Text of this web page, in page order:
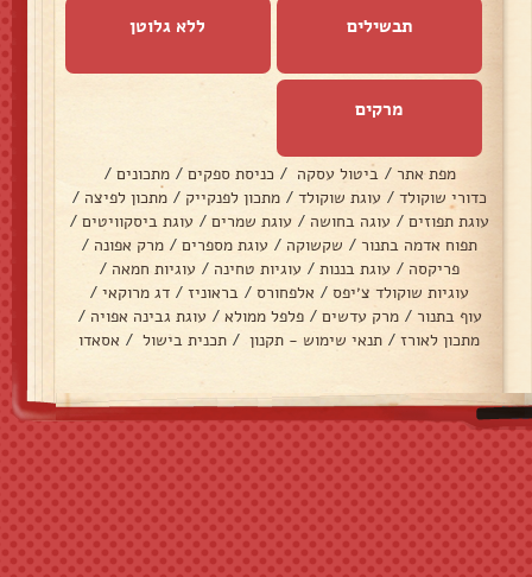
תבשילים ללא גלוטן
מרקים
מפת אתר / ביטול עסקה / כניסת ספקים / מתכונים /
כדורי שוקולד / עוגת שוקולד / מתכון לפנקייק / מתכון לפיצה /
עוגת תפוזים / עוגה בחושה / עוגת שמרים / עוגת ביסקוויטים /
תפוח אדמה בתנור / שקשוקה / עוגת מספרים / מרק אפונה /
פריקסה / עוגת בננות / עוגיות טחינה / עוגיות חמאה /
עוגיות שוקולד צ׳יפס / אלפחורס / בראוניז / דג מרוקאי /
עוף בתנור / מרק עדשים / פלפל ממולא / עוגת גבינה אפויה /
מתכון לאורז / תנאי שימוש - תקנון / תכנית בישול / אסאדו